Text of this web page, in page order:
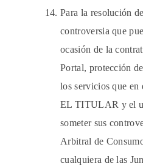
Para la resolución
controversia que
ocasión de la
Portal, protección
los servicios que en
EL TITULAR y el
someter sus
Arbitral de
cualquiera de las